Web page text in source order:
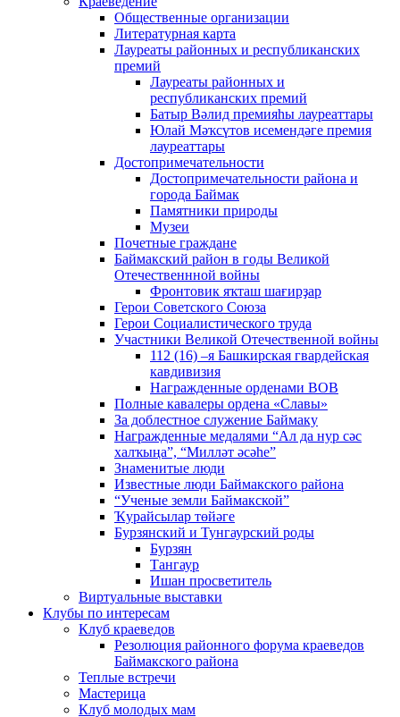
Общественные организации
Литературная карта
Лауреаты районных и республиканских
премий
Лауреаты районных и
республиканских премий
Батыр Вәлид премияһы лауреаттары
Юлай Мәҡсүтов исемендәге премия
лауреаттары
Достопримечательности
Достопримечательности района и
города Баймак
Памятники природы
Музеи
Почетные граждане
Баймакский район в годы Великой
Отечественнной войны
Фронтовик яҡташ шағирҙар
Герои Советского Союза
Герои Социалистического труда
Участники Великой Отечественной войны
112 (16) –я Башкирская гвардейская
кавдивизия
Награжденные орденами ВОВ
Полные кавалеры ордена «Славы»
За доблестное служение Баймаку
Награжденные медалями “Ал да нур сәс
халҡыңа”, “Милләт әсәһе”
Знаменитые люди
Известные люди Баймакского района
“Ученые земли Баймакской”
Ҡурайсылар төйәге
Бурзянский и Тунгаурский роды
Бурзян
Тангаур
Ишан просветитель
Виртуальные выставки
Клубы по интересам
Клуб краеведов
Резолюция районного форума краеведов
Баймакского района
Теплые встречи
Мастерица
Клуб молодых мам